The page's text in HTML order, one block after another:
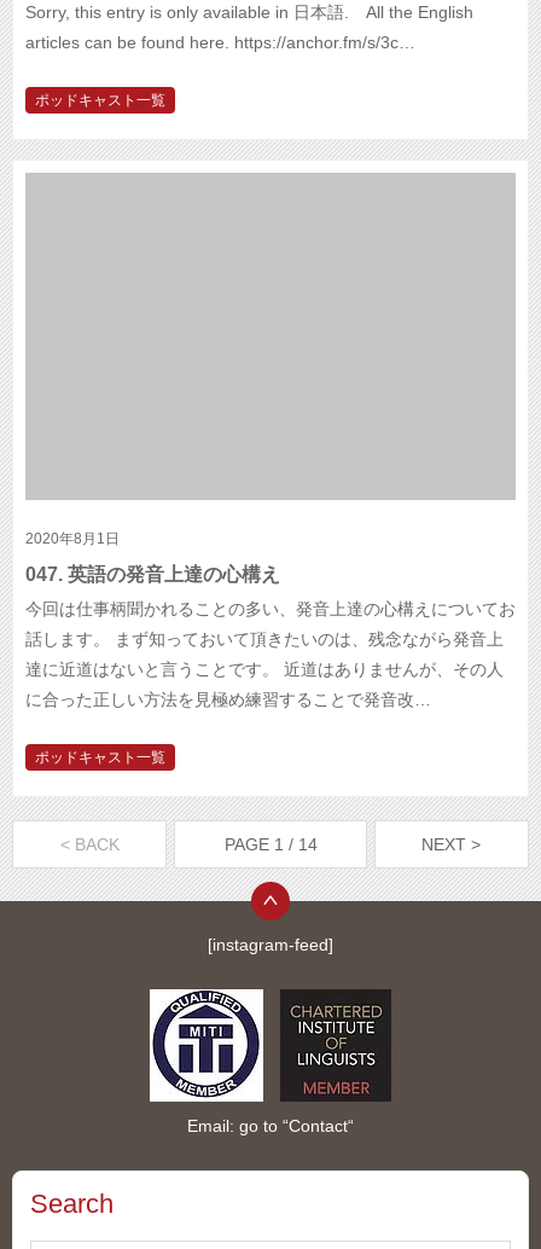
Sorry, this entry is only available in 日本語. All the English
articles can be found here. https://anchor.fm/s/3c…
ポッドキャスト一覧
2020年8月1日
047. 英語の発音上達の心構え
今回は仕事柄聞かれることの多い、発音上達の心構えについてお
話します。 まず知っておいて頂きたいのは、残念ながら発音上
達に近道はないと言うことです。 近道はありませんが、その人
に合った正しい方法を見極め練習することで発音改…
ポッドキャスト一覧
< BACK PAGE 1 / 14 NEXT >
[instagram-feed]
Email: go to “Contact“
Search
Search